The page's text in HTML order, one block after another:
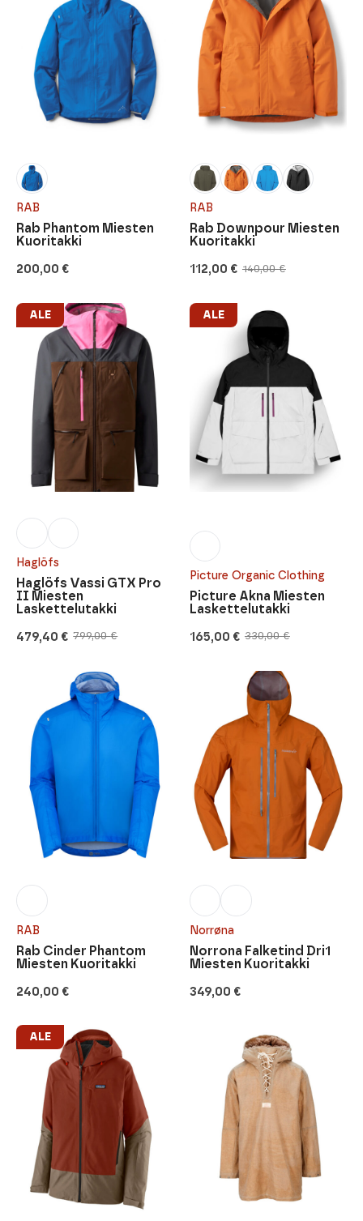
RAB
200,00 €
Rab Phantom Miesten
Kuoritakki
RAB
140,00€
Alkuperäinen
oli:
140,00 €.
112,00 €
Nykyinen
on:
112,00 €.
Rab Downpour Miesten
Kuoritakki
Haglöfs
799,00€
Alkuperäinen
799,00 €.
479,40 €
Nykyinen
479,40 €.
ALE
Haglöfs Vassi GTX Pro
II Miesten
Laskettelutakki
Picture Organic Clothing
330,00€
Alkuperäinen
165,00 €
Nykyinen
ALE
Picture Akna Miesten
Laskettelutakki
RAB
240,00 €
Rab Cinder Phantom
Miesten Kuoritakki
Norrøna
349,00 €
Norrona Falketind Dri1
Miesten Kuoritakki
ALE